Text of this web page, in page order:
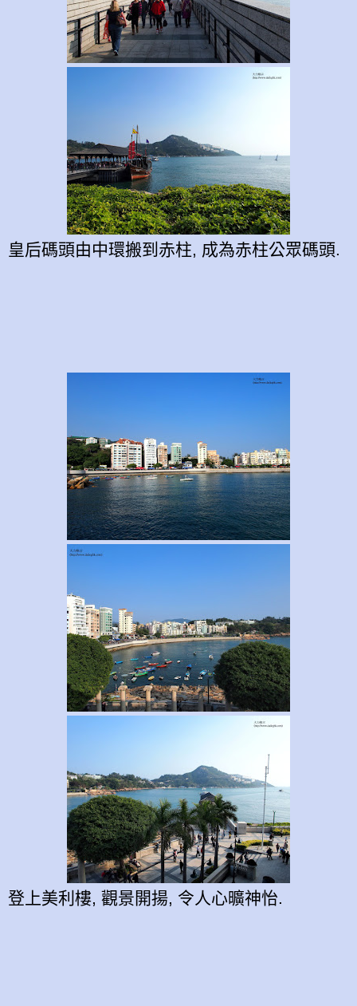
皇后碼頭由中環搬到赤柱, 成為赤柱公眾碼頭.
登上美利樓, 觀景開揚, 令人心曠神怡.